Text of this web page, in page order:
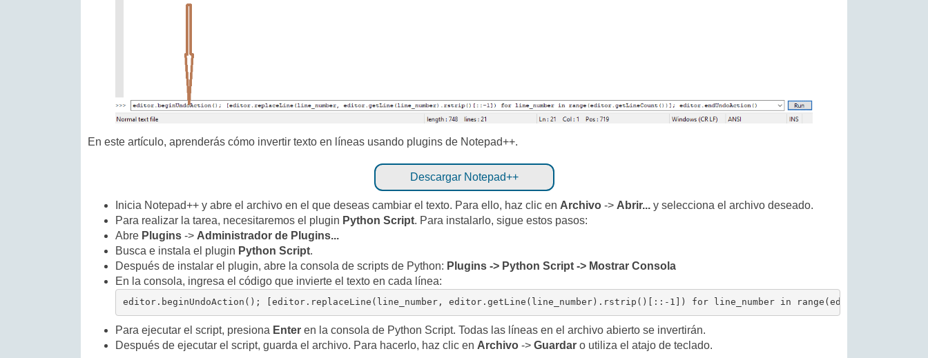
En este artículo, aprenderás cómo invertir texto en líneas usando plugins de Notepad++.
Descargar Notepad++
Inicia Notepad++ y abre el archivo en el que deseas cambiar el texto. Para ello, haz clic en Archivo -> Abrir... y selecciona el archivo deseado.
Para realizar la tarea, necesitaremos el plugin Python Script. Para instalarlo, sigue estos pasos:
Abre Plugins -> Administrador de Plugins...
Busca e instala el plugin Python Script.
Después de instalar el plugin, abre la consola de scripts de Python: Plugins -> Python Script -> Mostrar Consola
En la consola, ingresa el código que invierte el texto en cada línea:
editor.beginUndoAction(); [editor.replaceLine(line_number, editor.getLine(line_number).rstrip()[::-1]) for line_number in
Para ejecutar el script, presiona Enter en la consola de Python Script. Todas las líneas en el archivo abierto se invertirán.
Después de ejecutar el script, guarda el archivo. Para hacerlo, haz clic en Archivo -> Guardar o utiliza el atajo de teclado.